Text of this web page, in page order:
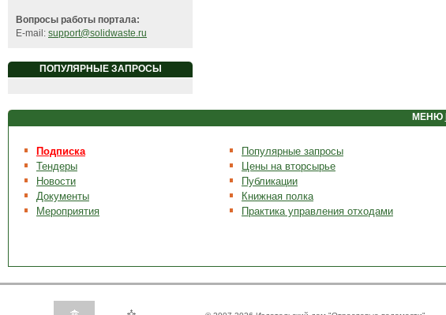
Вопросы работы портала:
E-mail: support@solidwaste.ru
ПОПУЛЯРНЫЕ ЗАПРОСЫ
МЕНЮ
Подписка
Тендеры
Новости
Документы
Мероприятия
Популярные запросы
Цены на вторсырье
Публикации
Книжная полка
Практика управления отходами